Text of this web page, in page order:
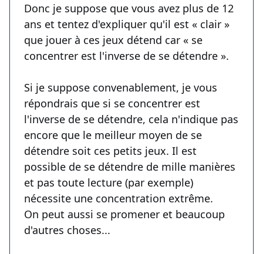
Donc je suppose que vous avez plus de 12
ans et tentez d'expliquer qu'il est « clair »
que jouer à ces jeux détend car « se
concentrer est l'inverse de se détendre ».
Si je suppose convenablement, je vous
répondrais que si se concentrer est
l'inverse de se détendre, cela n'indique pas
encore que le meilleur moyen de se
détendre soit ces petits jeux. Il est
possible de se détendre de mille manières
et pas toute lecture (par exemple)
nécessite une concentration extrême.
On peut aussi se promener et beaucoup
d'autres choses...